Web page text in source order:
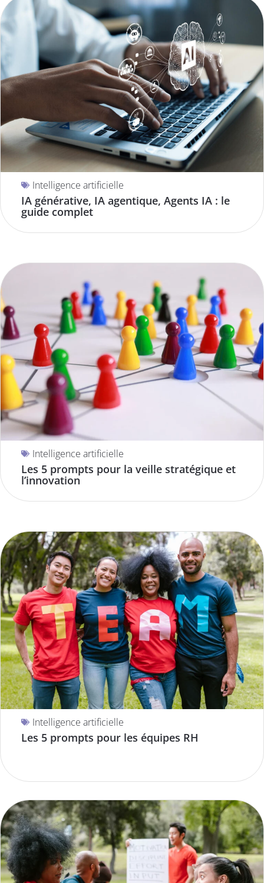
Intelligence artificielle
IA générative, IA agentique, Agents IA : le
guide complet
Intelligence artificielle
Les 5 prompts pour la veille stratégique et
l’innovation
Intelligence artificielle
Les 5 prompts pour les équipes RH